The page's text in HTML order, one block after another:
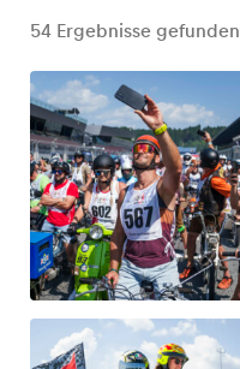
Fahrzeug
54 Ergebnisse gefunden